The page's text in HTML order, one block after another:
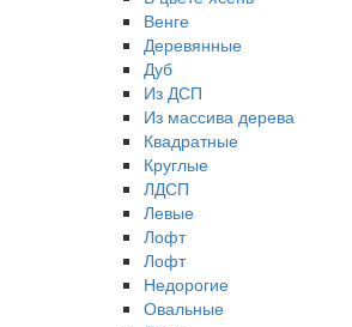
Венге
Деревянные
Дуб
Из ДСП
Из массива дерева
Квадратные
Круглые
ЛДСП
Левые
Лофт
Лофт
Недорогие
Овальные